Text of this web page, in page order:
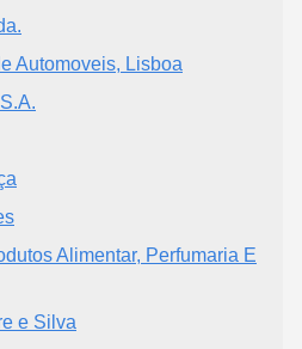
Automoveis, Lisboa
Alimentar, Perfumaria E
e Silva